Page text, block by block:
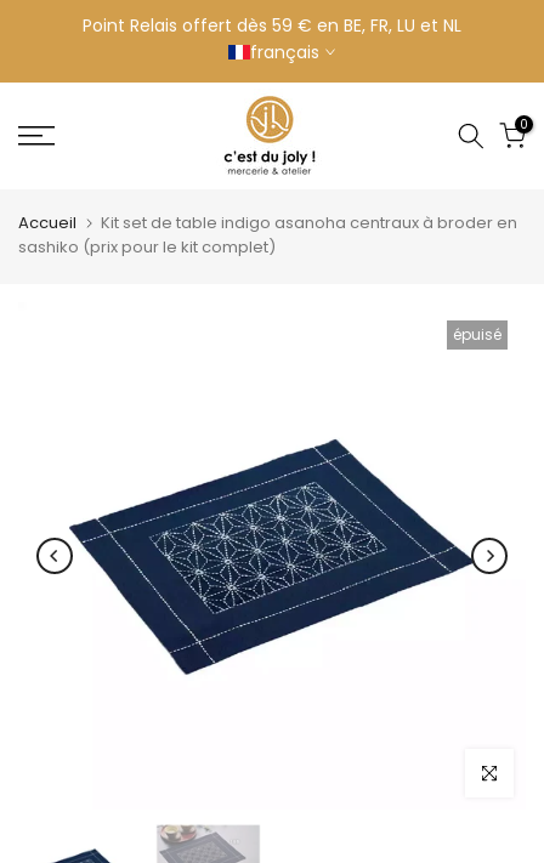
contenu
Point Relais offert dès 59 € en BE, FR, LU et NL
français
0
Accueil
Kit set de table indigo asanoha centraux à broder en
sashiko (prix pour le kit complet)
épuisé
Cliquez